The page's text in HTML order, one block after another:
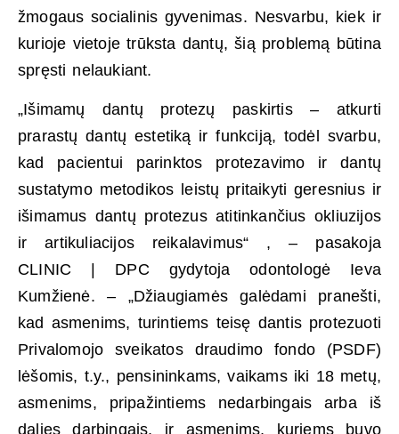
žmogaus socialinis gyvenimas. Nesvarbu, kiek ir
kurioje vietoje trūksta dantų, šią problemą būtina
spręsti nelaukiant.
„Išimamų dantų protezų paskirtis – atkurti
prarastų dantų estetiką ir funkciją, todėl svarbu,
kad pacientui parinktos protezavimo ir dantų
sustatymo metodikos leistų pritaikyti geresnius ir
išimamus dantų protezus atitinkančius okliuzijos
ir artikuliacijos reikalavimus“ , – pasakoja
CLINIC | DPC gydytoja odontologė Ieva
Kumžienė. – „Džiaugiamės galėdami pranešti,
kad asmenims, turintiems teisę dantis protezuoti
Privalomojo sveikatos draudimo fondo (PSDF)
lėšomis, t.y., pensininkams, vaikams iki 18 metų,
asmenims, pripažintiems nedarbingais arba iš
dalies darbingais, ir asmenims, kuriems buvo